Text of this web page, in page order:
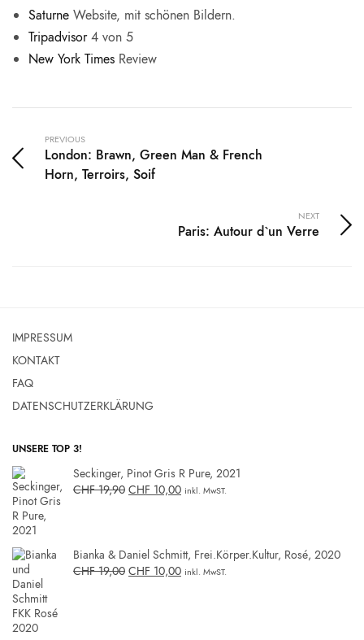
Saturne Website, mit schönen Bildern.
Tripadvisor4 von 5
New York Times Review
PREVIOUS
London: Brawn, Green Man & French
Horn, Terroirs, Soif
NEXT
Paris: Autour d`un Verre
IMPRESSUM
KONTAKT
FAQ
DATENSCHUTZERKLÄRUNG
UNSERE TOP 3!
Seckinger, Pinot Gris R Pure, 2021
CHF19,90 CHF 10,00 inkl. MwST.
Bianka & Daniel Schmitt, Frei.Körper.Kultur, Rosé, 2020
CHF19,00 CHF 10,00 inkl. MwST.